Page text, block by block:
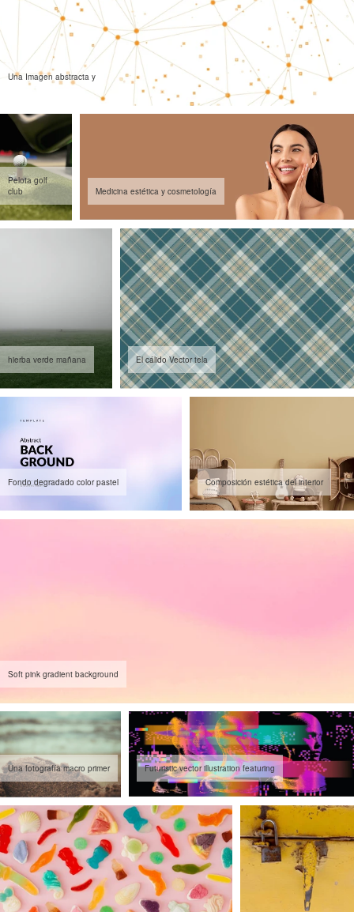
Una Imagen abstracta y
Pelota golf
club
Medicina estética y cosmetología
hierba verde mañana El cálido Vector tela
Fondo degradado color pastel Composición estética del interior
Soft pink gradient background
Una fotografía macro primer Futuristic vector illustration featuring